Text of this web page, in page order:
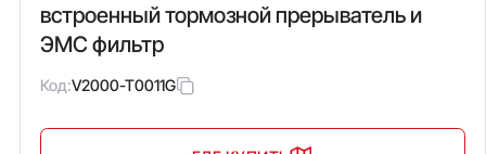
встроенный тормозной прерыватель и
ЭМС фильтр
Код:V2000-T0011G